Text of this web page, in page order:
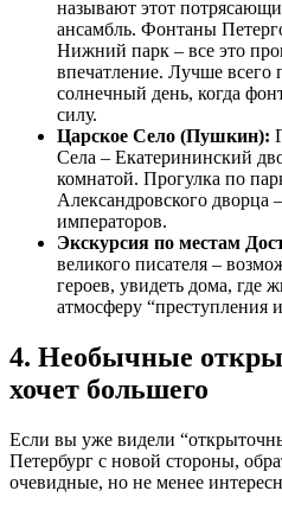
называют этот
ансамбль. Фонтаны
Нижний парк – все это
впечатление. Лучше всего
солнечный день, когда
силу.
Царское Село (Пушкин):
Села – Екатерининский
комнатой. Прогулка по
Александровского дворца
императоров.
Экскурсия по местам
великого писателя –
героев, увидеть дома, где
атмосферу “преступления
4. Необычные
хочет большего
Если вы уже видели
Петербург с новой стороны,
очевидные, но не менее